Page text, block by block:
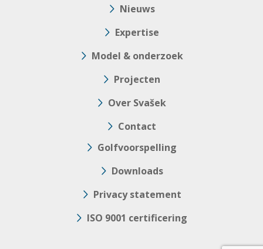
Nieuws
Expertise
Model & onderzoek
Projecten
Over Svašek
Contact
Golfvoorspelling
Downloads
Privacy statement
ISO 9001 certificering